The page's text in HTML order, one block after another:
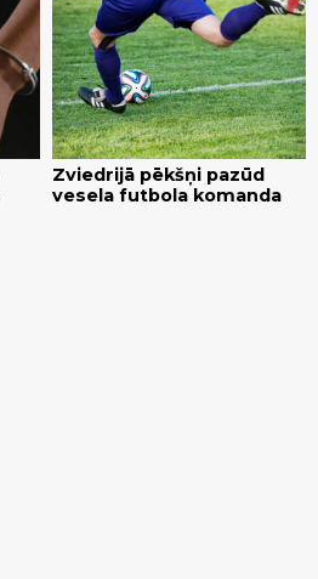
Zviedrijā pēkšņi pazūd
vesela futbola komanda